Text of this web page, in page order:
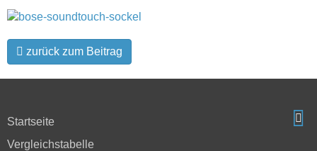
zurück zum Beitrag
Startseite
Vergleichstabelle